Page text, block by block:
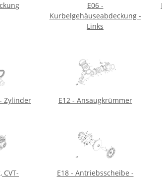
E06 -
Kurbelgehäuseabdeckung -
Links
Zylinder
E12 - Ansaugkrümmer
CVT-
E18 - Antriebsscheibe -